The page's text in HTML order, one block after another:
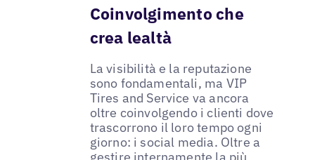
Coinvolgimento che
crea lealtà
La visibilità e la reputazione
sono fondamentali, ma VIP
Tires and Service va ancora
oltre coinvolgendo i clienti dove
trascorrono il loro tempo ogni
giorno: i social media. Oltre a